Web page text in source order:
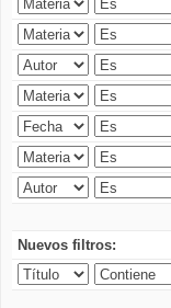
Nuevos filtros: